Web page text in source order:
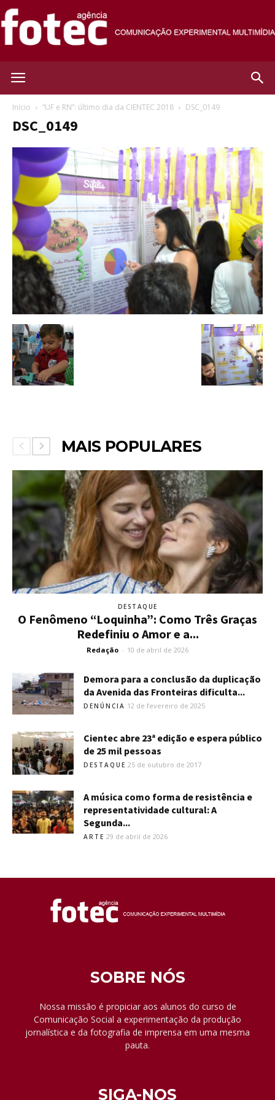
Início “UF e RN”: último dia da CIENTEC 2018 DSC_0149
DSC_0149
MAIS POPULARES
DESTAQUE
O Fenômeno “Loquinha”: Como Três Graças
Redefiniu o Amor e a...
Redação - 10 de abril de 2026
Demora para a conclusão da duplicação
da Avenida das Fronteiras dificulta...
DENÚNCIA 12 de fevereiro de 2025
Cientec abre 23ª edição e espera público
de 25 mil pessoas
DESTAQUE 25 de outubro de 2017
A música como forma de resistência e
representatividade cultural: A
Segunda...
ARTE 29 de abril de 2026
SOBRE NÓS
Nossa missão é propiciar aos alunos do curso de
Comunicação Social a experimentação da produção
jornalística e da fotografia de imprensa em uma mesma
pauta.
SIGA-NOS